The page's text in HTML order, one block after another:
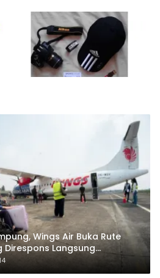
Wings Air Buka Rute
Langsung